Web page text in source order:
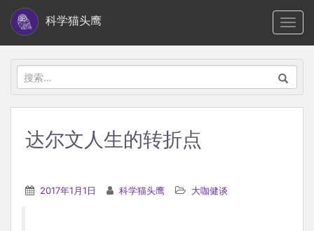
i
科学猫头鹰
搜
索：
达尔文人生的转折点
2017年1月1日 科学猫头鹰 大咖健谈